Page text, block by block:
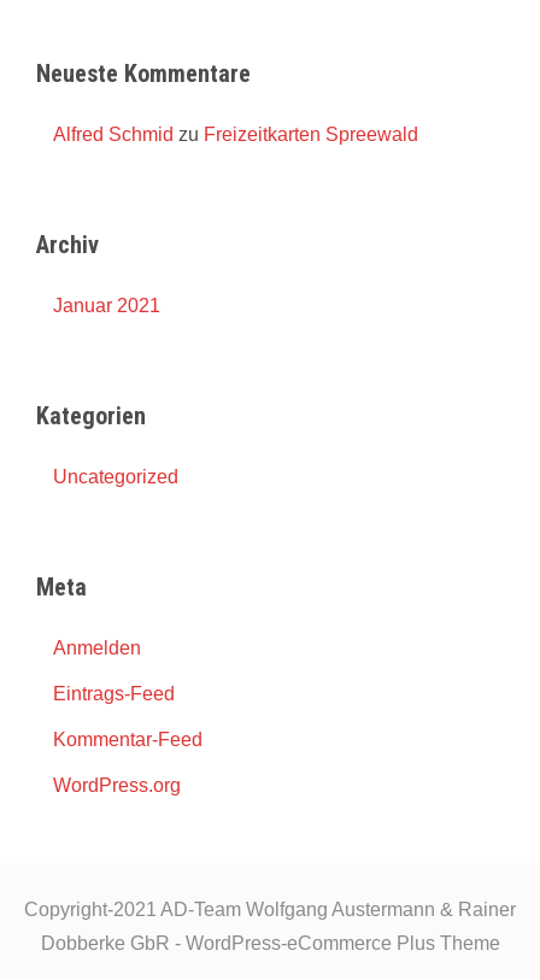
Neueste Kommentare
Alfred Schmid zu Freizeitkarten Spreewald
Archiv
Januar 2021
Kategorien
Uncategorized
Meta
Anmelden
Eintrags-Feed
Kommentar-Feed
WordPress.org
Copyright-2021 AD-Team Wolfgang Austermann & Rainer
Dobberke GbR - WordPress-eCommerce Plus Theme